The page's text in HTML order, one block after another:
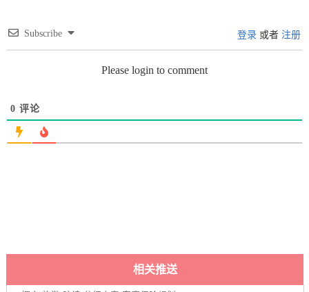
Subscribe 登录 或者 注册
Please login to comment
0 评论
相关推送